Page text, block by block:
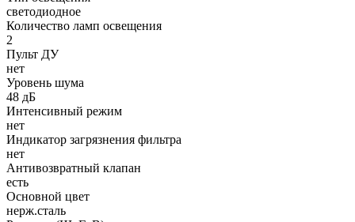
светодиодное
Количество ламп освещения
2
Пульт ДУ
нет
Уровень шума
48 дБ
Интенсивный режим
нет
Индикатор загрязнения фильтра
нет
Антивозвратный клапан
есть
Основной цвет
нерж.сталь